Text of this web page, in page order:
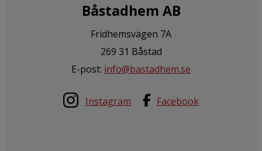
Båstadhem AB
Fridhemsvägen 7A
269 31 Båstad
E-post: info@bastadhem.se
Instagram Facebook